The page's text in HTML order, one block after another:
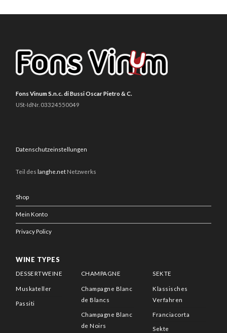
Fons Vinum S.n.c. di Bussi Oscar Pietro & C.
USt-IdNr. 03324550049
Datenschutzeinstellungen
Teil des langhe.net Netzwerks
Shop
Mein Konto
Privacy Policy
WINE TYPES
DESSERTWEINE
Muskateller
Passiti
CHAMPAGNE
Champagne Blanc
de Blancs
Champagne Blanc
de Noirs
SEKTE
Klassisches
Verfahren
Franciacorta
Sekte